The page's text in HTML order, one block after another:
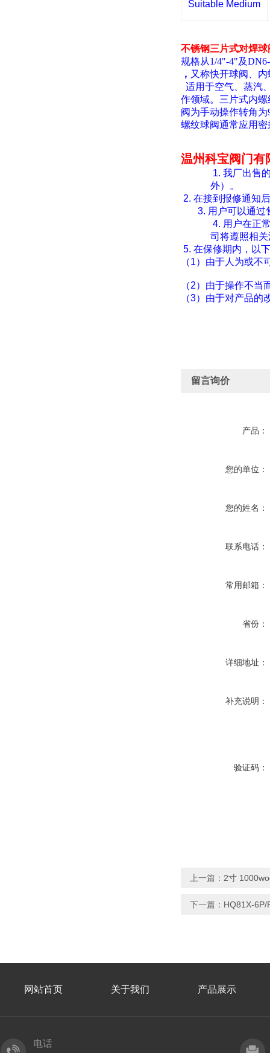
Suitable Medium
不锈钢三片式对焊
规格从1/4"-4"及
， 又称快开球阀、
适用于空气、蒸汽
作领域。三片式内
阀为手动操作转角为
螺纹球阀通常应用
温州科宝阀门有
1. 我厂出售
外）。
2. 在接到报修通知
3. 用户可以通过
4. 用户在正
司将遵照相
5. 在保修期内，以
（1）由于人为或不
（2）由于操作不当
（3）由于对产品的
留言询价
产品：
您的单位：
您的姓名：
联系电话：
常用邮箱：
省份：
详细地址：
补充说明：
验证码：
上一篇： 2寸
下一篇： HQ81X-6P/
网站首页 关于我们 产品展示
电话